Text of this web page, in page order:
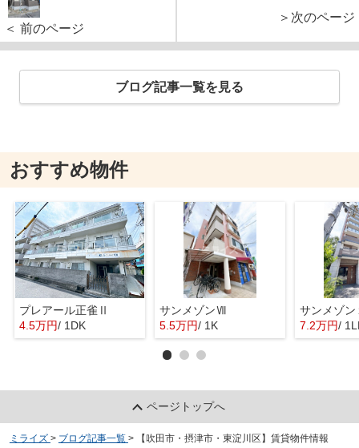
＜ 前のページ
＞次のページ
ブログ記事一覧を見る
おすすめ物件
プレアール正雀Ⅱ
4.5万円/ 1DK
サンメゾンⅦ
5.5万円/ 1K
サンメゾン
7.2万円/
ページトップへ
ミライズ > ブログ記事一覧 > 【吹田市・摂津市・東淀川区】賃貸物件情報